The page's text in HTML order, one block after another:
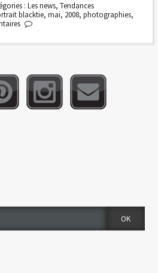
: Les news, Tendances
blacktie,mai, 2008,photographies,